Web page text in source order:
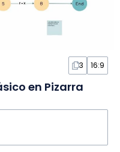
3 16:9
en Pizarra